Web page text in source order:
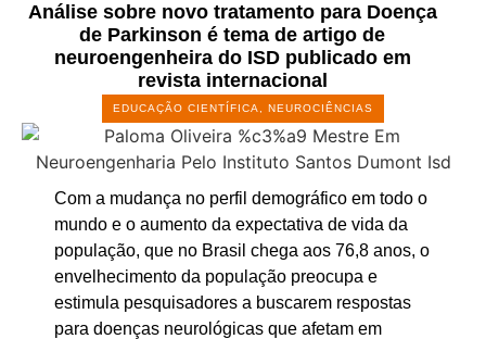
Análise sobre novo tratamento para Doença
de Parkinson é tema de artigo de
neuroengenheira do ISD publicado em
revista internacional
EDUCAÇÃO CIENTÍFICA NEUROCIÊNCIAS
Com a mudança no perfil demográfico em todo o
mundo e o aumento da expectativa de vida da
população, que no Brasil chega aos 76,8 anos, o
envelhecimento da população preocupa e
estimula pesquisadores a buscarem respostas
para doenças neurológicas que afetam em